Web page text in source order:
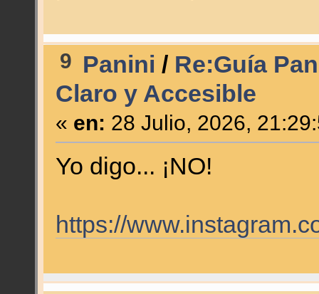
9 Panini / Re:Guía
Claro y Accesible
« en: 28 Julio, 2026,
Yo digo... ¡NO!
https://